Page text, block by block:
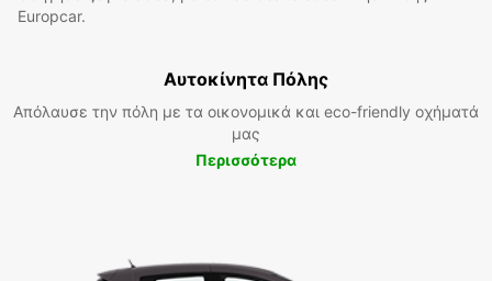
Europcar.
Αυτοκίνητα Πόλης
Απόλαυσε την πόλη με τα οικονομικά και eco-friendly οχήματά
μας
Περισσότερα